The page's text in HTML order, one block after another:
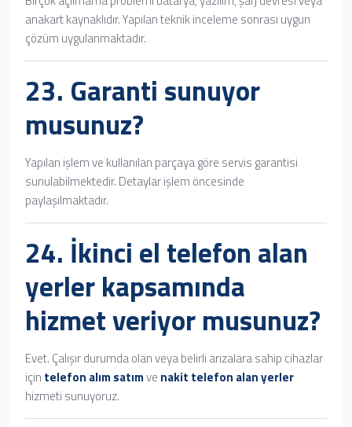
anakart kaynaklıdır. Yapılan teknik inceleme sonrası uygun
çözüm uygulanmaktadır.
23. Garanti sunuyor
musunuz?
Yapılan işlem ve kullanılan parçaya göre servis garantisi
sunulabilmektedir. Detaylar işlem öncesinde
paylaşılmaktadır.
24. İkinci el telefon alan
yerlerkapsamında
hizmet veriyor musunuz?
Evet. Çalışır durumda olan veya belirli arızalara sahip cihazlar
için telefon alım satımve nakit telefon alan yerler
hizmeti sunuyoruz.